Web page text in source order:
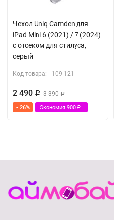
Чехол Uniq Camden для
iPad Mini 6 (2021) / 7 (2024)
с отсеком для стилуса,
серый
Код товара: 109-121
2 490 Р 3 390Р
- 26% Экономия 900 Р